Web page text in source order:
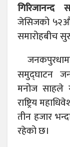
जेसिजको ५२औँ
समारोहबीच
समुद्घाटन
मनोज साहले
राष्ट्रिय
तीन हजार
रहेको छ।